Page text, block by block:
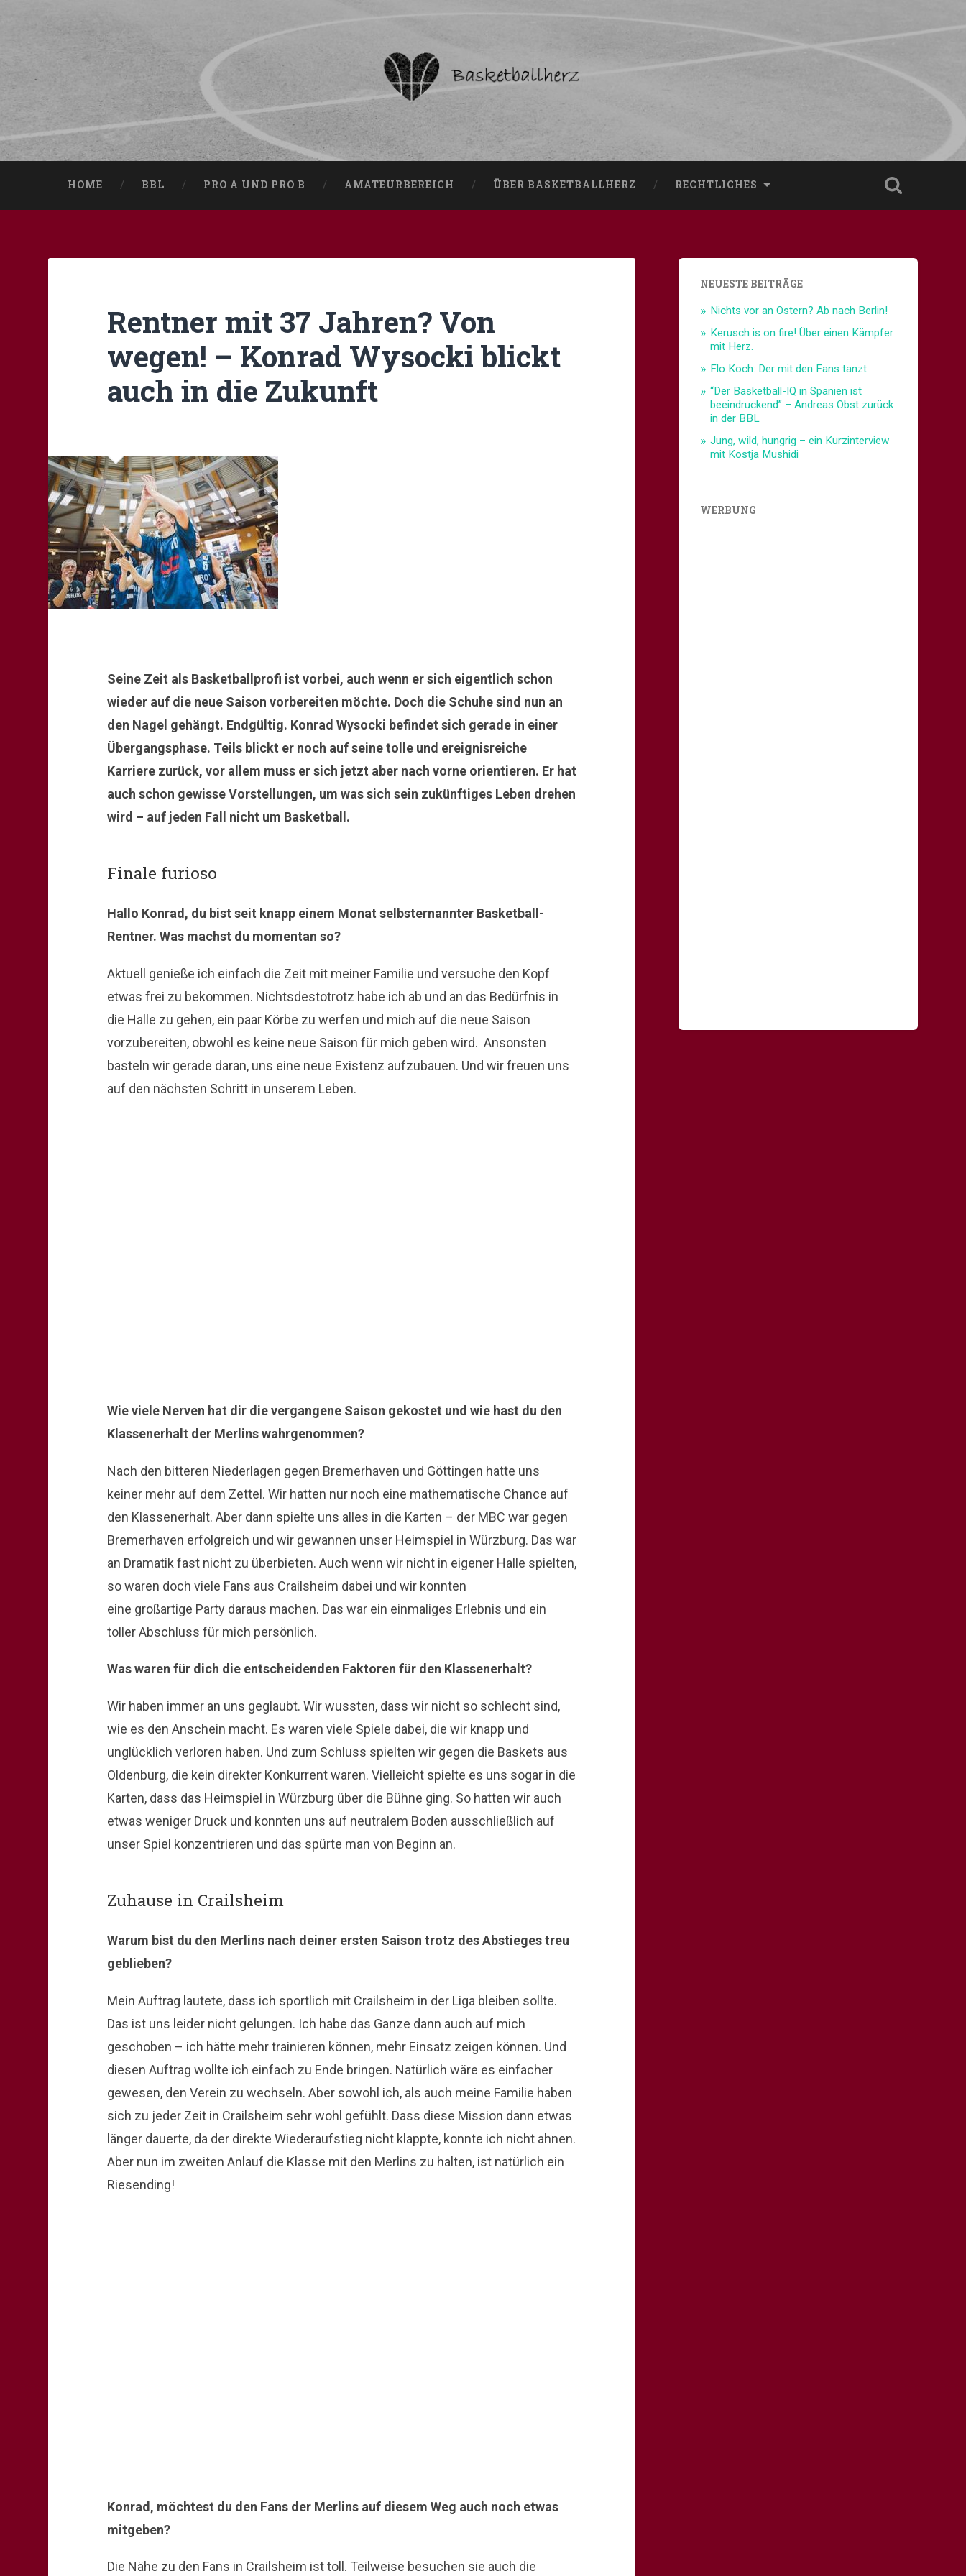
HOME BBL PRO A UND PRO B AMATEURBEREICH ÜBER BASKETBALLHERZ RECHTLICHES
Rentner mit 37 Jahren? Von
wegen! – Konrad Wysocki blickt
auch in die Zukunft
Seine Zeit als Basketballprofi ist vorbei, auch wenn er sich eigentlich schon
wieder auf die neue Saison vorbereiten möchte. Doch die Schuhe sind nun an
den Nagel gehängt. Endgültig. Konrad Wysocki befindet sich gerade in einer
Übergangsphase. Teils blickt er noch auf seine tolle und ereignisreiche
Karriere zurück, vor allem muss er sich jetzt aber nach vorne orientieren. Er hat
auch schon gewisse Vorstellungen, um was sich sein zukünftiges Leben drehen
wird – auf jeden Fall nicht um Basketball.
Finale furioso
Hallo Konrad, du bist seit knapp einem Monat selbsternannter Basketball-
Rentner. Was machst du momentan so?
Aktuell genieße ich einfach die Zeit mit meiner Familie und versuche den Kopf
etwas frei zu bekommen. Nichtsdestotrotz habe ich ab und an das Bedürfnis in
die Halle zu gehen, ein paar Körbe zu werfen und mich auf die neue Saison
vorzubereiten, obwohl es keine neue Saison für mich geben wird. Ansonsten
basteln wir gerade daran, uns eine neue Existenz aufzubauen. Und wir freuen uns
auf den nächsten Schritt in unserem Leben.
Wie viele Nerven hat dir die vergangene Saison gekostet und wie hast du den
Klassenerhalt der Merlins wahrgenommen?
Nach den bitteren Niederlagen gegen Bremerhaven und Göttingen hatte uns
keiner mehr auf dem Zettel. Wir hatten nur noch eine mathematische Chance auf
den Klassenerhalt. Aber dann spielte uns alles in die Karten – der MBC war gegen
Bremerhaven erfolgreich und wir gewannen unser Heimspiel in Würzburg. Das war
an Dramatik fast nicht zu überbieten. Auch wenn wir nicht in eigener Halle spielten,
so waren doch viele Fans aus Crailsheim dabei und wir konnten
eine großartige Party daraus machen. Das war ein einmaliges Erlebnis und ein
toller Abschluss für mich persönlich.
Was waren für dich die entscheidenden Faktoren für den Klassenerhalt?
Wir haben immer an uns geglaubt. Wir wussten, dass wir nicht so schlecht sind,
wie es den Anschein macht. Es waren viele Spiele dabei, die wir knapp und
unglücklich verloren haben. Und zum Schluss spielten wir gegen die Baskets aus
Oldenburg, die kein direkter Konkurrent waren. Vielleicht spielte es uns sogar in die
Karten, dass das Heimspiel in Würzburg über die Bühne ging. So hatten wir auch
etwas weniger Druck und konnten uns auf neutralem Boden ausschließlich auf
unser Spiel konzentrieren und das spürte man von Beginn an.
Zuhause in Crailsheim
Warum bist du den Merlins nach deiner ersten Saison trotz des Abstieges treu
geblieben?
Mein Auftrag lautete, dass ich sportlich mit Crailsheim in der Liga bleiben sollte.
Das ist uns leider nicht gelungen. Ich habe das Ganze dann auch auf mich
geschoben – ich hätte mehr trainieren können, mehr Einsatz zeigen können. Und
diesen Auftrag wollte ich einfach zu Ende bringen. Natürlich wäre es einfacher
gewesen, den Verein zu wechseln. Aber sowohl ich, als auch meine Familie haben
sich zu jeder Zeit in Crailsheim sehr wohl gefühlt. Dass diese Mission dann etwas
länger dauerte, da der direkte Wiederaufstieg nicht klappte, konnte ich nicht ahnen.
Aber nun im zweiten Anlauf die Klasse mit den Merlins zu halten, ist natürlich ein
Riesending!
Konrad, möchtest du den Fans der Merlins auf diesem Weg auch noch etwas
mitgeben?
Die Nähe zu den Fans in Crailsheim ist toll. Teilweise besuchen sie auch die
NEUESTE BEITRÄGE
Nichts vor an Ostern? Ab nach Berlin!
Kerusch is on fire! Über einen Kämpfer
mit Herz.
Flo Koch: Der mit den Fans tanzt
“Der Basketball-IQ in Spanien ist
beeindruckend” – Andreas Obst zurück
in der BBL
Jung, wild, hungrig – ein Kurzinterview
mit Kostja Mushidi
WERBUNG